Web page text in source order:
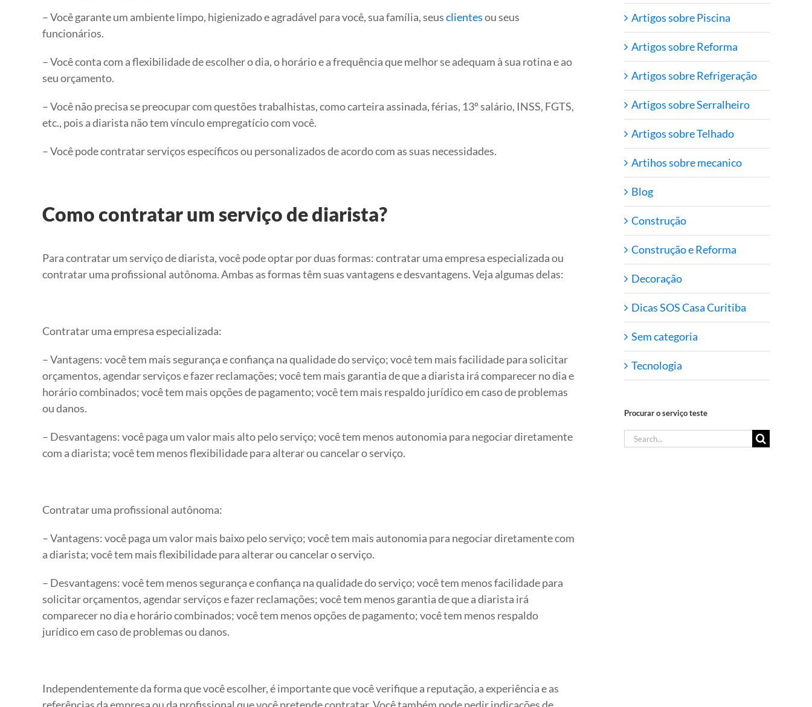
– Você garante um ambiente limpo, higienizado e agradável para você, sua família, seusclientesou seus
funcionários.
– Você conta com a flexibilidade de escolher o dia, o horário e a frequência que melhor se adequam à sua rotina e ao
seu orçamento.
– Você não precisa se preocupar com questões trabalhistas, como carteira assinada, férias, 13º salário, INSS, FGTS,
etc., pois a diarista não tem vínculo empregatício com você.
– Você pode contratar serviços específicos ou personalizados de acordo com as suas necessidades.
Como contratar um serviço de diarista?
Para contratar um serviço de diarista, você pode optar por duas formas: contratar uma empresa especializada ou
contratar uma profissional autônoma. Ambas as formas têm suas vantagens e desvantagens. Veja algumas delas:
Contratar uma empresa especializada:
– Vantagens: você tem mais segurança e confiança na qualidade do serviço; você tem mais facilidade para solicitar
orçamentos, agendar serviços e fazer reclamações; você tem mais garantia de que a diarista irá comparecer no dia e
horário combinados; você tem mais opções de pagamento; você tem mais respaldo jurídico em caso de problemas
ou danos.
– Desvantagens: você paga um valor mais alto pelo serviço; você tem menos autonomia para negociar diretamente
com a diarista; você tem menos flexibilidade para alterar ou cancelar o serviço.
Contratar uma profissional autônoma:
– Vantagens: você paga um valor mais baixo pelo serviço; você tem mais autonomia para negociar diretamente com
a diarista; você tem mais flexibilidade para alterar ou cancelar o serviço.
– Desvantagens: você tem menos segurança e confiança na qualidade do serviço; você tem menos facilidade para
solicitar orçamentos, agendar serviços e fazer reclamações; você tem menos garantia de que a diarista irá
comparecer no dia e horário combinados; você tem menos opções de pagamento; você tem menos respaldo
jurídico em caso de problemas ou danos.
Independentemente da forma que você escolher, é importante que você verifique a reputação, a experiência e as
Artigos sobre Piscina
Artigos sobre Reforma
Artigos sobre Refrigeração
Artigos sobre Serralheiro
Artigos sobre Telhado
Artihos sobre mecanico
Blog
Construção
Construção e Reforma
Decoração
Dicas SOS Casa Curitiba
Sem categoria
Tecnologia
Procurar o serviço teste
Search